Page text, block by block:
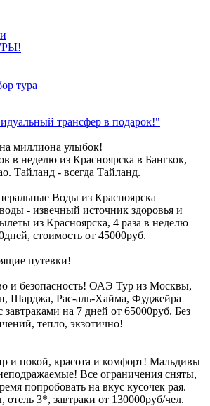
тура
трансфер в подарок!"
миллиона улыбок!
в неделю из Красноярска в Бангкок,
Тайланд - всегда Тайланд.
Воды из Красноярска
- извечный источник здоровья и
из Красноярска, 4 раза в неделю
стоимость от 45000руб.
путевки!
и безопасность! ОАЭ Тур из Москвы,
Шарджа, Рас-аль-Хайма, Фуджейра
на 7 дней от 65000руб. Без
тепло, экзотично!
и покой, красота и комфорт! Мальдивы
Все ограничения сняты,
попробовать на вкус кусочек рая.
3*, завтраки от 130000руб/чел.